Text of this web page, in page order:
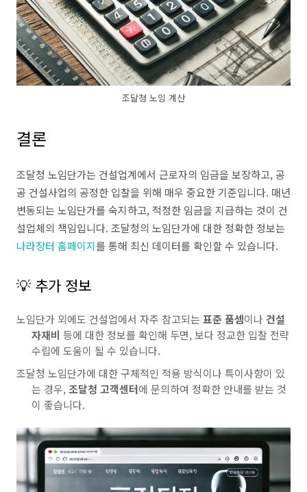
조달청 노임 계산
결론
조달청 노임단가는 건설업계에서 근로자의 임금을 보장하고, 공
공 건설사업의 공정한 입찰을 위해 매우 중요한 기준입니다. 매년
변동되는 노임단가를 숙지하고, 적정한 임금을 지급하는 것이 건
설업체의 책임입니다. 조달청의 노임단가에 대한 정확한 정보는
나라장터 홈페이지를 통해 최신 데이터를 확인할 수 있습니다.
💡 추가 정보
노임단가 외에도 건설업에서 자주 참고되는 표준 품셈이나 건설
자재비 등에 대한 정보를 확인해 두면, 보다 정교한 입찰 전략
수립에 도움이 될 수 있습니다.
조달청 노임단가에 대한 구체적인 적용 방식이나 특이사항이 있
는 경우, 조달청 고객센터에 문의하여 정확한 안내를 받는 것
이 좋습니다.